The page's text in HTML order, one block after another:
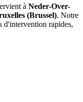
à Neder-Over-
(Brussel). Notre
d'intervention rapides,